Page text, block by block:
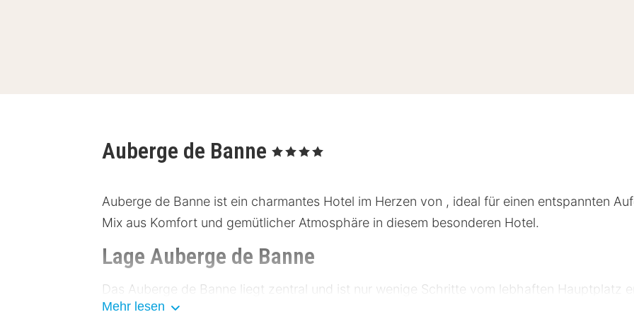
Auberge de Banne , 4 Sterne
Auberge de Banne ist ein charmantes Hotel im Herzen von , ideal für einen entspannten
Mix aus Komfort und gemütlicher Atmosphäre in diesem besonderen Hotel.
Lage Auberge de Banne
Das Auberge de Banne liegt zentral und ist nur wenige Schritte vom lebhaften Hauptplatz
Vielzahl an kulturellen Sehenswürdigkeiten und Museen, die zu Fuß erreichbar sind.
Mehr lesen